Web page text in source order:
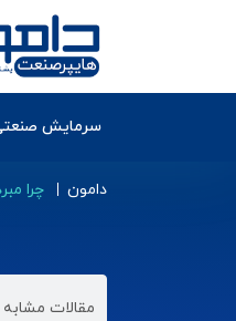
سرمایش
دامون چرا
مقالات مشابه